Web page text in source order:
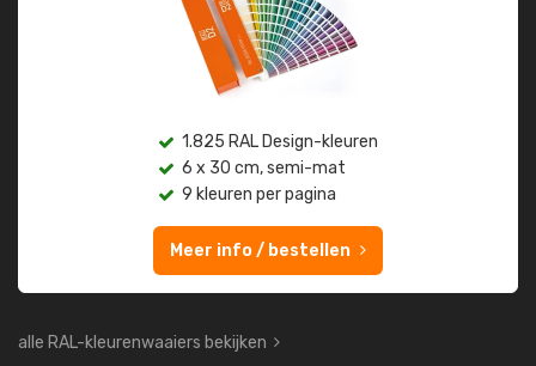
1.825 RAL Design-kleuren
6 x 30 cm, semi-mat
9 kleuren per pagina
Meer info / bestellen
alle RAL-kleurenwaaiers bekijken